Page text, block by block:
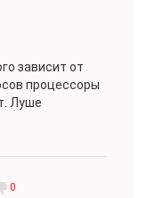
зависит от
процессоры
Луше
0